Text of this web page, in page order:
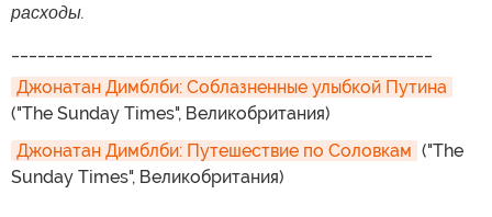
расходы.
Джонатан Димблби: Соблазненные улыбкой Путина
("The Sunday Times", Великобритания)
Джонатан Димблби: Путешествие по Соловкам ("The
Sunday Times", Великобритания)